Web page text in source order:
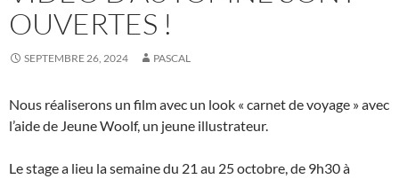
OUVERTES !
SEPTEMBRE 26, 2024 PASCAL
Nous réaliserons un film avec un look « carnet de voyage » avec
l’aide de Jeune Woolf, un jeune illustrateur.
Le stage a lieu la semaine du 21 au 25 octobre, de 9h30 à